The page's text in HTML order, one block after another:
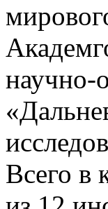
научно-
Всего в